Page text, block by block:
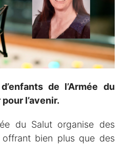
de l’Armée du
l’avenir.
du Salut organise des
bien plus que des